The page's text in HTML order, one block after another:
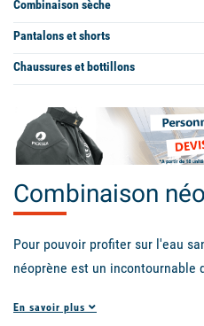
Combinaison sèche
Pantalons et shorts
Chaussures et bottillons
Combinaison
Pour pouvoir profiter sur l'eau
néoprène est un incontournable
produits proposés. Shorty, long
En savoir plus